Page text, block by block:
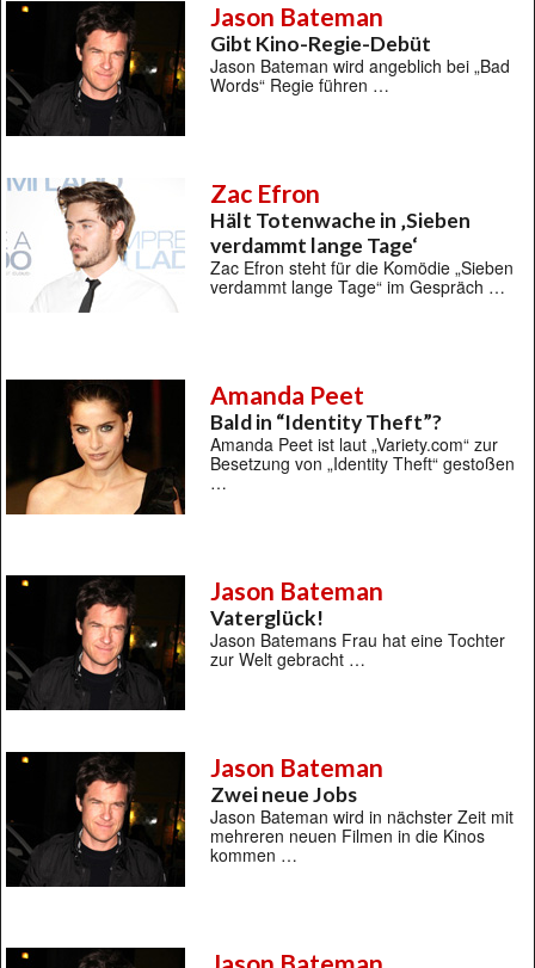
Jason Bateman
Gibt Kino-Regie-Debüt
Jason Bateman wird angeblich bei „Bad
Words“ Regie führen …
Zac Efron
Hält Totenwache in ‚Sieben
verdammt lange Tage‘
Zac Efron steht für die Komödie „Sieben
verdammt lange Tage“ im Gespräch …
Amanda Peet
Bald in “Identity Theft”?
Amanda Peet ist laut „Variety.com“ zur
Besetzung von „Identity Theft“ gestoßen
…
Jason Bateman
Vaterglück!
Jason Batemans Frau hat eine Tochter
zur Welt gebracht …
Jason Bateman
Zwei neue Jobs
Jason Bateman wird in nächster Zeit mit
mehreren neuen Filmen in die Kinos
kommen …